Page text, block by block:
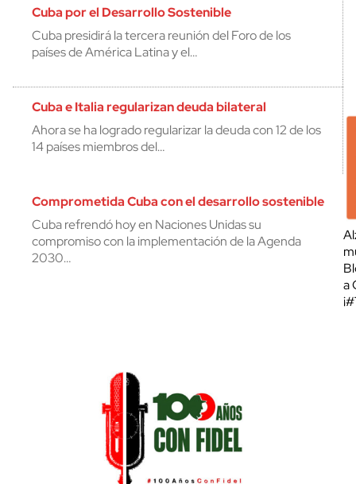
Cuba por el Desarrollo Sostenible
Cuba presidirá la tercera reunión del Foro de los
países de América Latina y el…
Cuba e Italia regularizan deuda bilateral
Ahora se ha logrado regularizar la deuda con 12 de los
14 países miembros del…
Comprometida Cuba con el desarrollo sostenible
Cuba refrendó hoy en Naciones Unidas su
compromiso con la implementación de la Agenda
2030…
a